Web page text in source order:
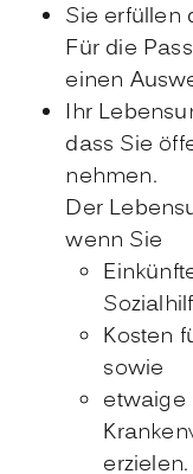
Sie erfüllen
Für die
einen
Ihr
dass Sie
nehmen.
Der
wenn Sie
Kosten
sowie
etwaige
erzielen.